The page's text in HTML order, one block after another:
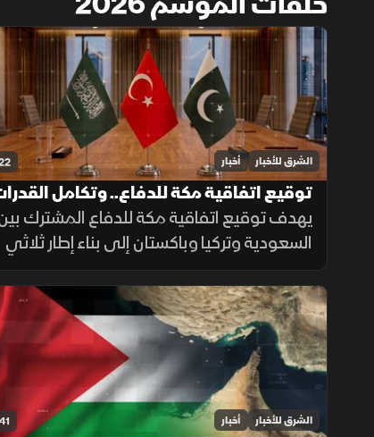
الشرق للأخبار أخبار
توقيع اتفاقية مكة للدفاع.. وتكامل
العسكرية بالسعودية
يهدف توقيع اتفاقية مكة للدفاع المشترك
السعودية وتركيا وباكستان إلى بناء إطار ثلاثي
يعزز الجاهزية والتكامل العسكري، ويرفع
الأمني لحماية استقرار المنطقة ومواجهة
التحديات.
الشرق للأخبار أخبار